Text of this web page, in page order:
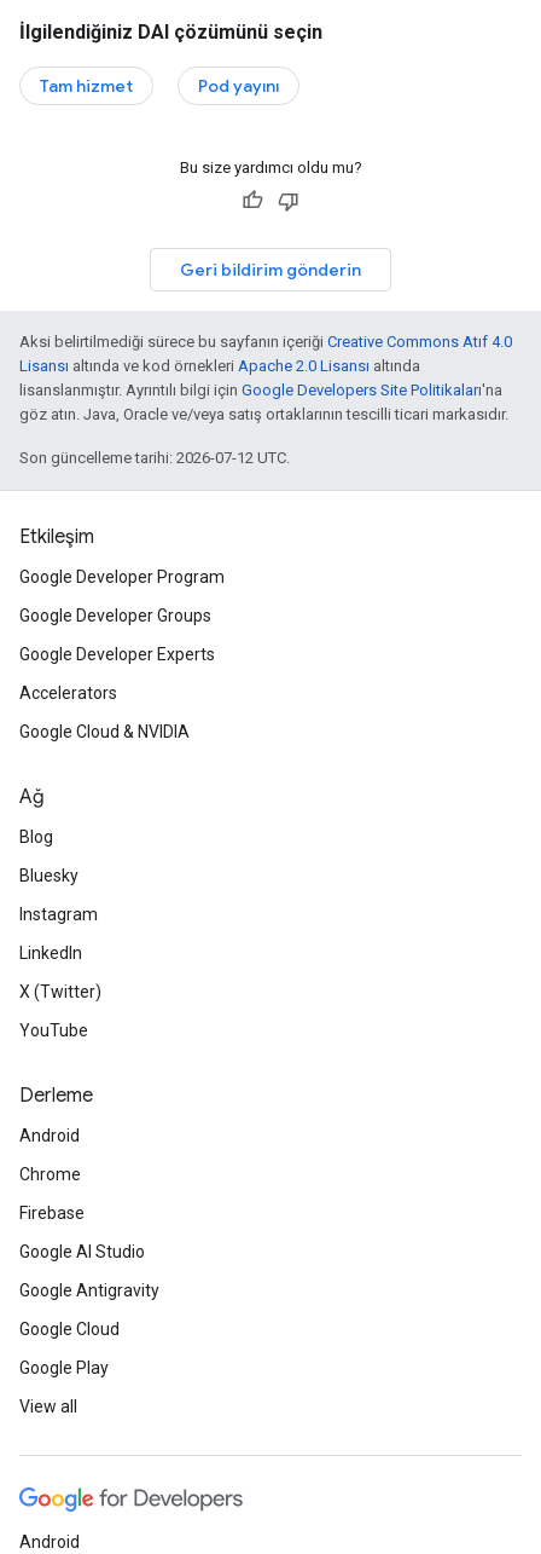
İlgilendiğiniz DAI çözümünü seçin
Tam hizmet Pod yayını
Bu size yardımcı oldu mu?
Geri bildirim gönderin
Aksi belirtilmediği sürece bu sayfanın içeriği Creative Commons Atıf 4.0
Lisansı altında ve kod örnekleri Apache 2.0 Lisansı altında
lisanslanmıştır. Ayrıntılı bilgi için Google Developers Site Politikaları'na
göz atın. Java, Oracle ve/veya satış ortaklarının tescilli ticari markasıdır.
Son güncelleme tarihi: 2026-07-12 UTC.
Etkileşim
Google Developer Program
Google Developer Groups
Google Developer Experts
Accelerators
Google Cloud & NVIDIA
Ağ
Blog
Bluesky
Instagram
LinkedIn
X (Twitter)
YouTube
Derleme
Android
Chrome
Firebase
Google AI Studio
Google Antigravity
Google Cloud
Google Play
View all
Android